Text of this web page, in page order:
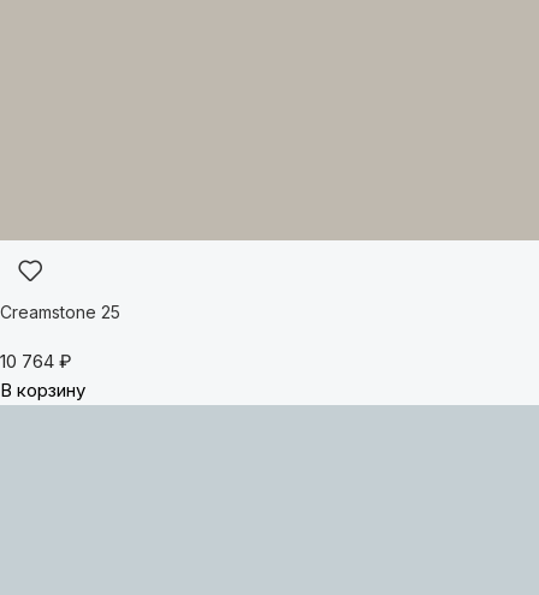
Creamstone 25
10 764 ₽
В корзину